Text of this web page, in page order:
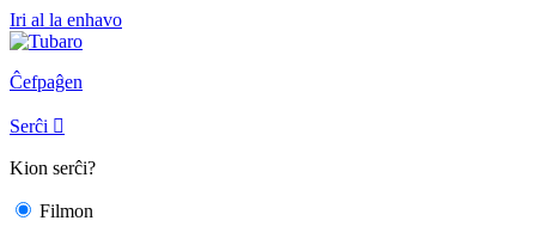
Iri al la enhavo
Ĉefpaĝen
Serĉi 
Kion serĉi?
Filmon